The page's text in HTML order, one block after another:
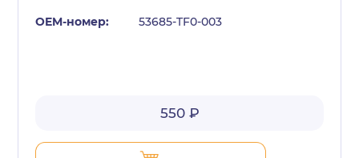
53685-TF0-003
550 ₽